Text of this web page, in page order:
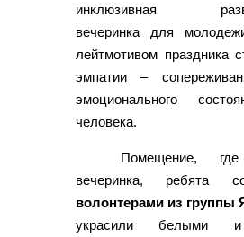
инклюзивная
вечеринка для
лейтмотивом праздника
эмпатии –
эмоционального
человека.
Помещение,
вечеринка, ребята
волонтерами из
украсили белыми